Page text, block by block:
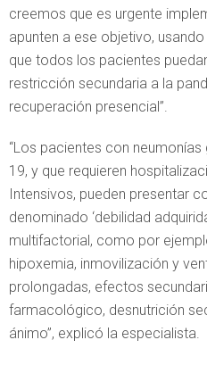
creemos que es urgente
apunten a ese objetivo,
que todos los pacientes
restricción secundaria a la
recuperación presencial”.
“Los pacientes con neumonías
19, y que requieren
Intensivos, pueden presentar
denominado ‘debilidad
multifactorial, como por
hipoxemia, inmovilización y
prolongadas, efectos
farmacológico, desnutrición
ánimo”, explicó la especialista.